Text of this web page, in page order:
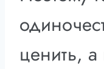
ценить,